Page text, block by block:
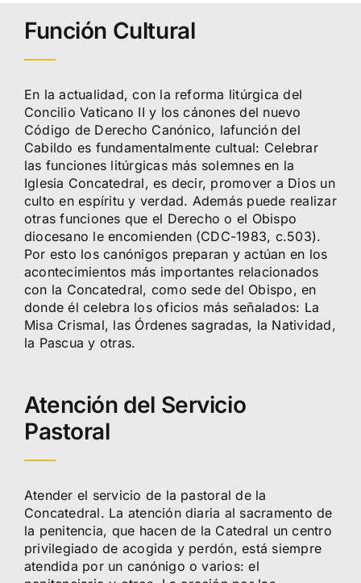
Función Cultural
En la actualidad, con la reforma litúrgica del
Concilio Vaticano II y los cánones del nuevo
Código de Derecho Canónico, lafunción del
Cabildo es fundamentalmente cultual: Celebrar
las funciones litúrgicas más solemnes en la
Iglesia Concatedral, es decir, promover a Dios un
culto en espíritu y verdad. Además puede realizar
otras funciones que el Derecho o el Obispo
diocesano le encomienden (CDC-1983, c.503).
Por esto los canónigos preparan y actúan en los
acontecimientos más importantes relacionados
con la Concatedral, como sede del Obispo, en
donde él celebra los oficios más señalados: La
Misa Crismal, las Órdenes sagradas, la Natividad,
la Pascua y otras.
Atención del Servicio
Pastoral
Atender el servicio de la pastoral de la
Concatedral. La atención diaria al sacramento de
la penitencia, que hacen de la Catedral un centro
privilegiado de acogida y perdón, está siempre
atendida por un canónigo o varios: el